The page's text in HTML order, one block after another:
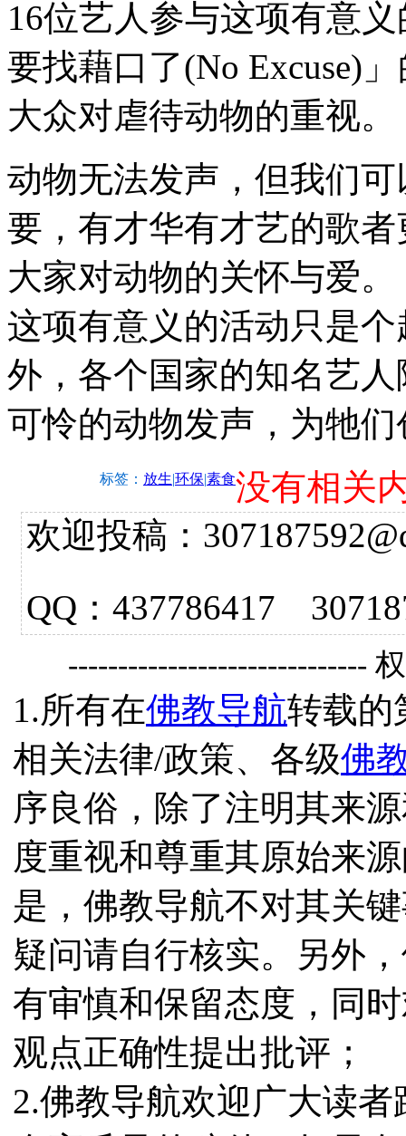
16位艺人参与这项有意
要找藉口了(No Excuse)
大众对虐待动物的重视。
动物无法发声，但我们
要，有才华有才艺的歌
大家对动物的关怀与爱
这项有意义的活动只是
外，各个国家的知名艺
可怜的动物发声，为牠
标签： 放生|环保|素食没有相关
欢迎投稿：
QQ：437786417
------------------------------
1.所有在佛教导航转载的
相关法律/政策、各级佛
序良俗，除了注明其来
度重视和尊重其原始来
是，佛教导航不对其关
疑问请自行核实。另外
有审慎和保留态度，同
观点正确性提出批评；
2.佛教导航欢迎广大读